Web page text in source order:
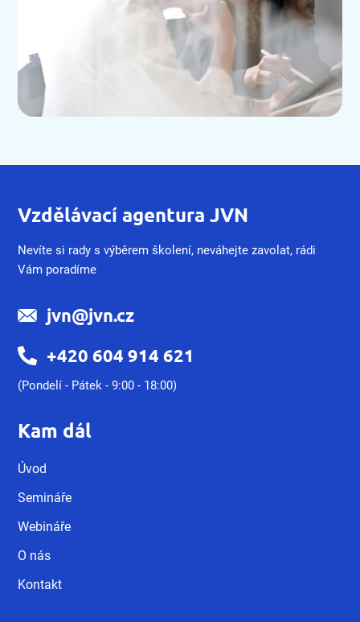
Vzdělávací agentura JVN
Nevíte si rady s výběrem školení, neváhejte zavolat, rádi
Vám poradíme
jvn@jvn.cz
+420 604 914 621
(Pondelí - Pátek - 9:00 - 18:00)
Kam dál
Úvod
Semináře
Webináře
O nás
Kontakt